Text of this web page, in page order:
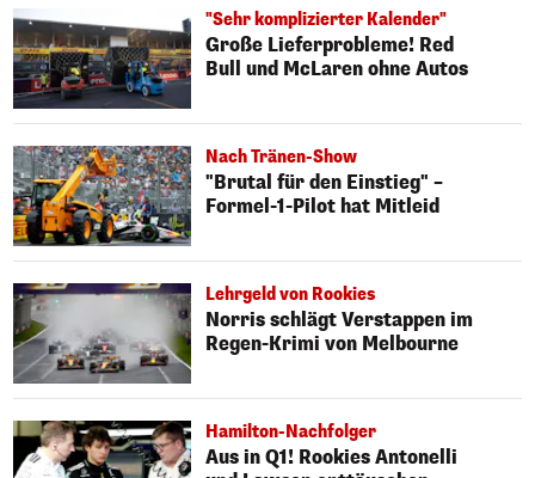
"Sehr komplizierter Kalender"
Große Lieferprobleme! Red
Bull und McLaren ohne Autos
Nach Tränen-Show
"Brutal für den Einstieg" –
Formel-1-Pilot hat Mitleid
Lehrgeld von Rookies
Norris schlägt Verstappen im
Regen-Krimi von Melbourne
Hamilton-Nachfolger
Aus in Q1! Rookies Antonelli